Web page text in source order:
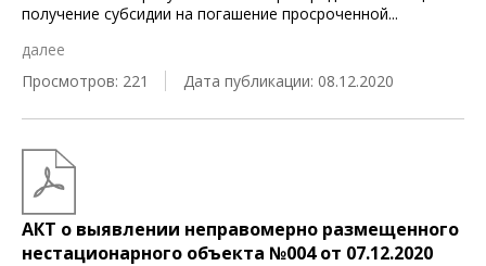
получение субсидии на погашение просроченной...
далее
Просмотров: 221
Дата публикации: 08.12.2020
АКТ о выявлении неправомерно размещенного
нестационарного объекта №004 от 07.12.2020